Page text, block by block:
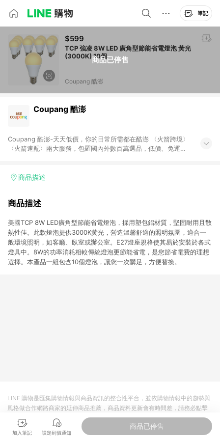
筆記
商品已停售
$599
TCP 強凌 8W LED 廣角型節能省電燈泡 黃光
(3000K) 10個
Coupang 酷澎
Coupang 酷澎
Coupang 酷澎-天天低價，你的日常所需都在酷澎 〈火箭跨境〉
〈火箭速配〉兩大服務，包羅國內外數百萬選品，低價、免運，
加入WOW會員告別湊免運，火箭速配、火箭跨境優質選品不限金
商品描述
商品描述
美國TCP 8W LED廣角型節能省電燈泡，採用塑包鋁材質，堅固耐用且散
熱性佳。此款燈泡提供3000K黃光，營造溫馨舒適的照明氛圍，適合一
般環境照明，如客廳、臥室或辦公室。E27燈座規格使其易於安裝於各式
燈具中。8W的功率消耗相較傳統燈泡更節能省電，是您節省電費的理想
選擇。本產品一組包含10個燈泡，讓您一次購足，方便替換。
加入筆記 設定到價通知
商品已停售
LINE 購物是匯集購物情報與商品資訊的整合性平台，並依購物情報中的趨勢與
風格做合作網路商家的延伸商品推薦，商品資料更新會有時間差，請務必點擊
商品至各合作網路商家，確認現售價與購物條件，一切資訊以合作廠商網頁為
準。